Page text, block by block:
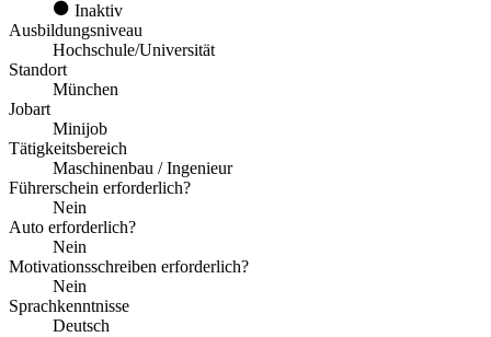
Inaktiv
Ausbildungsniveau
Hochschule/Universität
Standort
München
Jobart
Minijob
Tätigkeitsbereich
Maschinenbau / Ingenieur
Führerschein erforderlich?
Nein
Auto erforderlich?
Nein
Motivationsschreiben erforderlich?
Nein
Sprachkenntnisse
Deutsch